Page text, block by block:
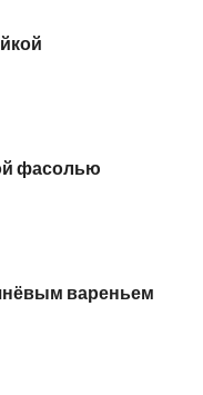
фасолью
вареньем